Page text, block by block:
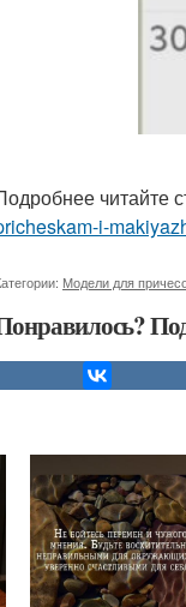
читайте
i-
Модели для